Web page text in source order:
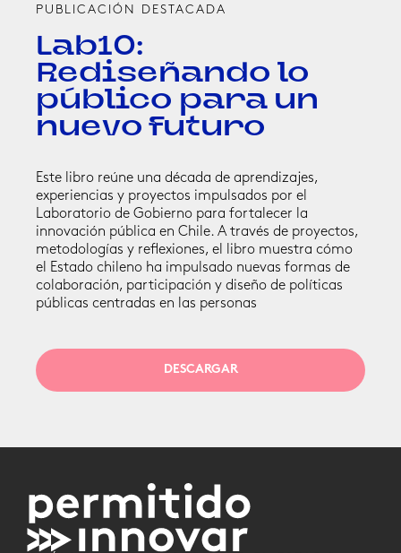
PUBLICACIÓN DESTACADA
Lab10:
Rediseñando lo
público para un
nuevo futuro
Este libro reúne una década de aprendizajes,
experiencias y proyectos impulsados por el
Laboratorio de Gobierno para fortalecer la
innovación pública en Chile. A través de proyectos,
metodologías y reflexiones, el libro muestra cómo
el Estado chileno ha impulsado nuevas formas de
colaboración, participación y diseño de políticas
públicas centradas en las personas
DESCARGAR